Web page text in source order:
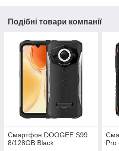
Подібні товари компанії
Смартфон DOOGEE S99
8/128GB Black
Pro